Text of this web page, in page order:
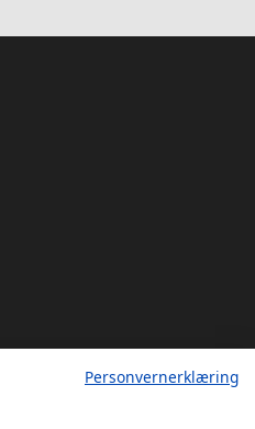
Personvernerklæring